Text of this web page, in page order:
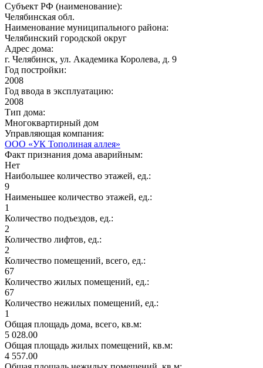
Субъект РФ (наименование):
Челябинская обл.
Наименование муниципального района:
Челябинский городской округ
Адрес дома:
г. Челябинск, ул. Академика Королева, д. 9
Год постройки:
2008
Год ввода в эксплуатацию:
2008
Тип дома:
Многоквартирный дом
Управляющая компания:
ООО «УК Тополиная аллея»
Факт признания дома аварийным:
Нет
Наибольшее количество этажей, ед.:
9
Наименьшее количество этажей, ед.:
1
Количество подъездов, ед.:
2
Количество лифтов, ед.:
2
Количество помещений, всего, ед.:
67
Количество жилых помещений, ед.:
67
Количество нежилых помещений, ед.:
1
Общая площадь дома, всего, кв.м:
5 028.00
Общая площадь жилых помещений, кв.м:
4 557.00